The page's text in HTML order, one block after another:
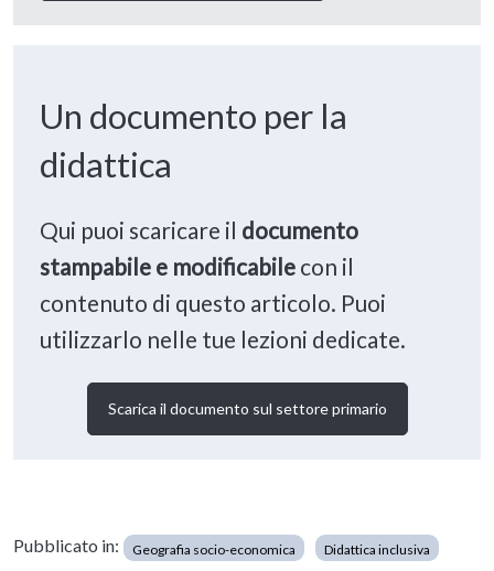
Un documento per la
didattica
Qui puoi scaricare il documento
stampabile e modificabile con il
contenuto di questo articolo. Puoi
utilizzarlo nelle tue lezioni dedicate.
Scarica il documento sul settore primario
Pubblicato in: Geografia socio-economica Didattica inclusiva